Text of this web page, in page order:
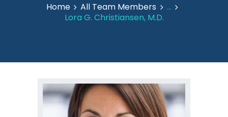
Home All Team Members
...
Lora G. Christiansen, M.D.